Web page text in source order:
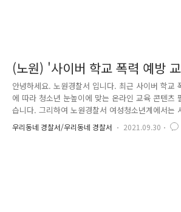
(노원) '사이버 학교 폭력 예방
및 홍보
안녕하세요. 노원경찰서 입니다. 최근 사이버 학교
에 따라 청소년 눈높이에 맞는 온라인 교육 콘텐츠
습니다. 그리하여 노원경찰서 여성청소년계에서는
적으로 예방하기 위해 『사이버 학교폭력 예방 교육
를 자체 제작·홍보하고 게임에 참여한 청소년들에게
우리동네 경찰서/우리동네 경찰서 2021.09.30